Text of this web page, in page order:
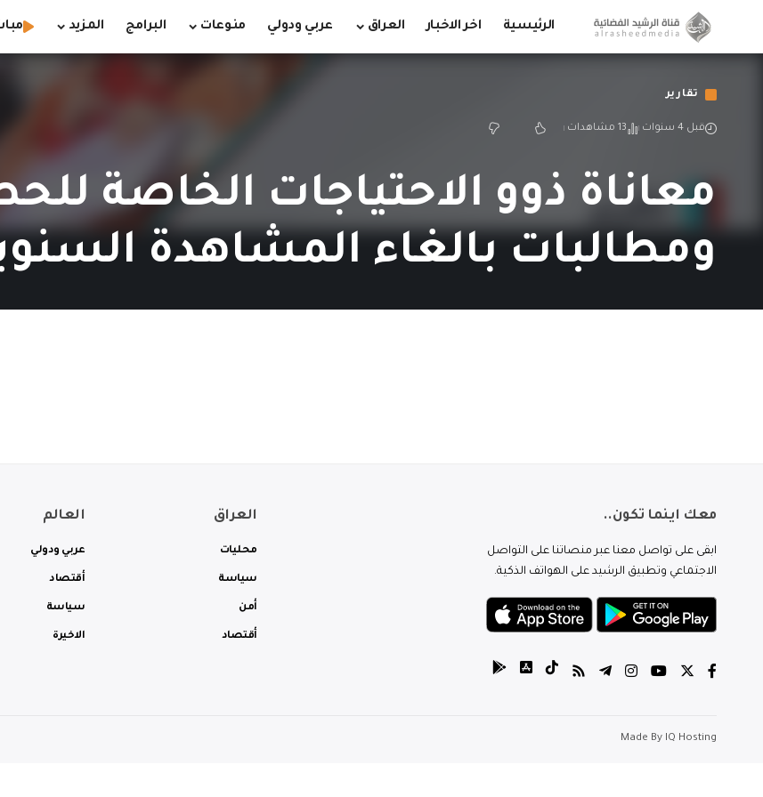
الرئيسية اخر الاخبار العراق عربي ودولي منوعات البرامج المزيد
تقارير
قبل 4 سنوات 13 مشاهدات
معاناة ذوو الاحتياجات الخاصة
ومطالبات بالغاء المشاهدة
معك اينما تكون..
ابقى على تواصل معنا عبر منصاتنا على التواصل
الاجتماعي وتطبيق الرشيد على الهواتف الذكية.
العراق
محليات
سياسة
أمن
أقتصاد
العالم
عربي ودولي
أقتصاد
سياسة
الاخيرة
Made By IQ Hosting